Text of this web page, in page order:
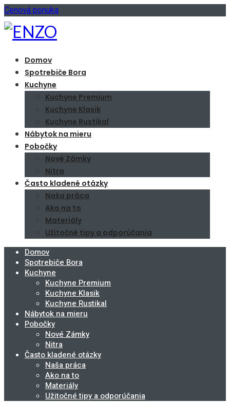
Cenová ponuka
Domov
Spotrebiče Bora
Kuchyne
Kuchyne Premium
Kuchyne Klasik
Kuchyne Rustikal
Nábytok na mieru
Pobočky
Nové Zámky
Nitra
Často kladené otázky
Naša práca
Ako na to
Materiály
Užitočné tipy a odporúčania
Domov
Spotrebiče Bora
Kuchyne
Kuchyne Premium
Kuchyne Klasik
Kuchyne Rustikal
Nábytok na mieru
Pobočky
Nové Zámky
Nitra
Často kladené otázky
Naša práca
Ako na to
Materiály
Užitočné tipy a odporúčania